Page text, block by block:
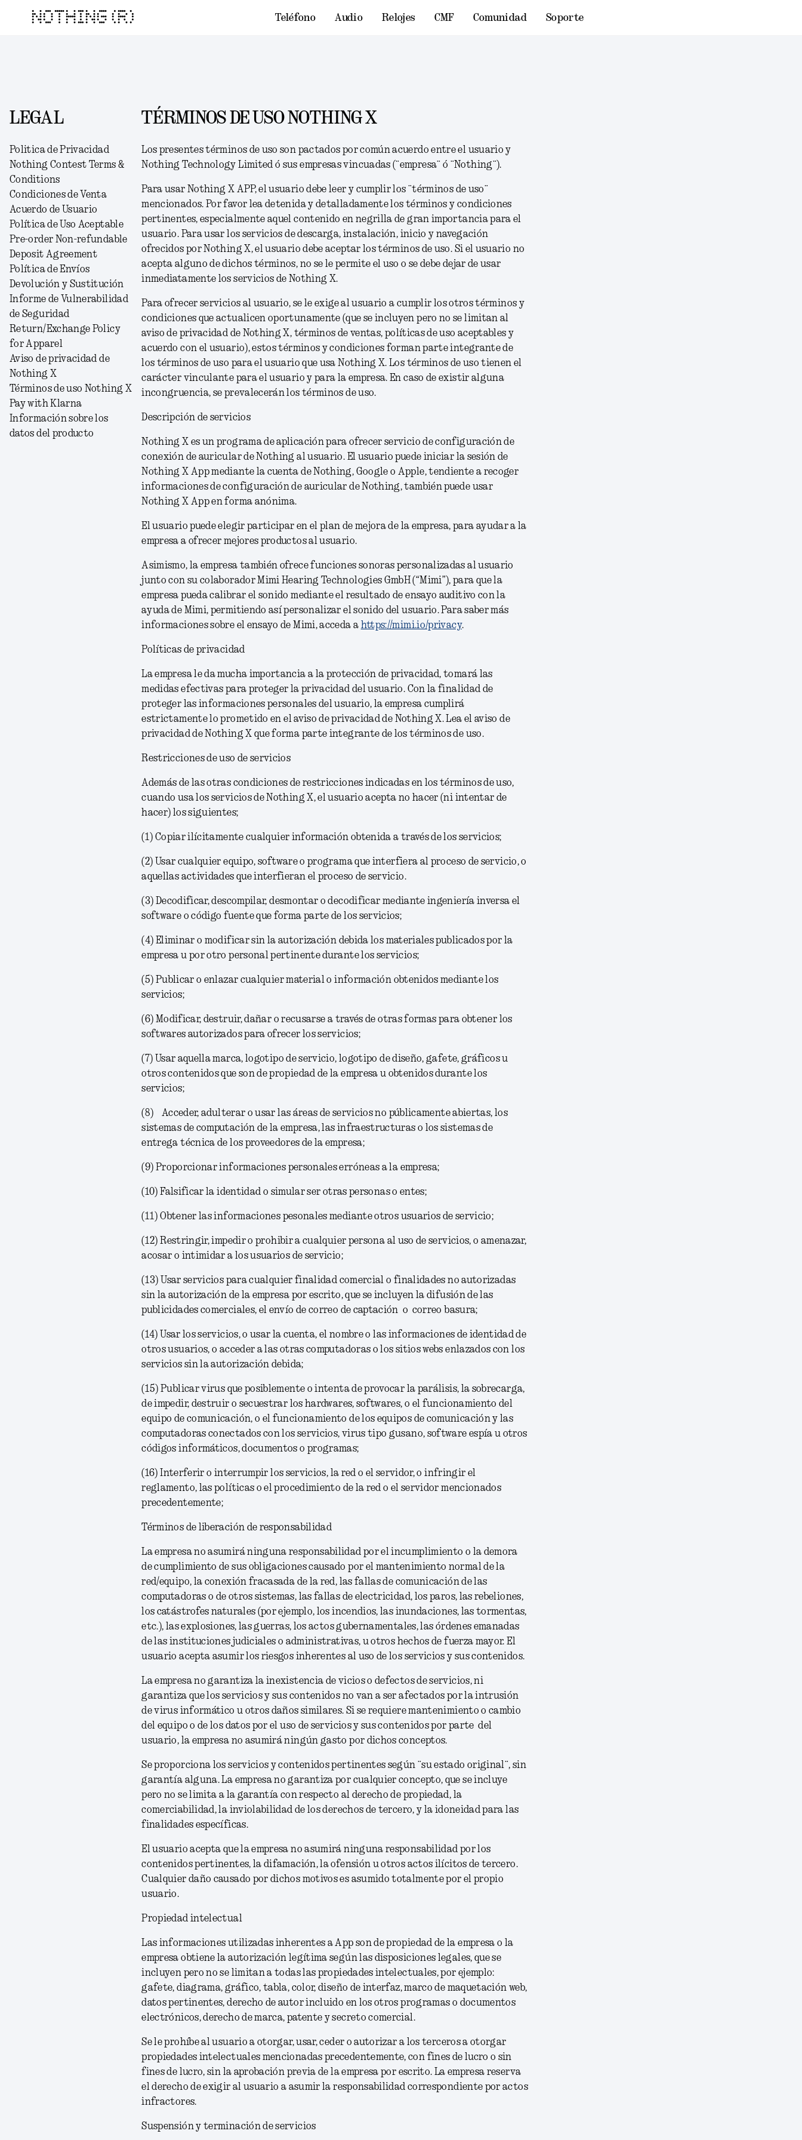
NOTHING (R) Teléfono Audio Relojes CMF Comunidad Soporte
LEGAL
Politica de Privacidad
Nothing Contest Terms &
Conditions
Condiciones de Venta
Acuerdo de Usuario
Política de Uso Aceptable
Pre-order Non-refundable
Deposit Agreement
Política de Envíos
Devolución y Sustitución
Informe de Vulnerabilidad
de Seguridad
Return/Exchange Policy
for Apparel
Aviso de privacidad de
Nothing X
Términos de uso Nothing X
Pay with Klarna
Información sobre los
datos del producto
TÉRMINOS DE USO NOTHING X
Los presentes términos de uso son pactados por común acuerdo entre el usuario y
Nothing Technology Limited ó sus empresas vincuadas (¨empresa¨ ó ¨Nothing¨).
Para usar Nothing X APP, el usuario debe leer y cumplir los ¨términos de uso¨
mencionados. Por favor lea detenida y detalladamente los términos y condiciones
pertinentes, especialmente aquel contenido en negrilla de gran importancia para el
usuario. Para usar los servicios de descarga, instalación, inicio y navegación
ofrecidos por Nothing X, el usuario debe aceptar los términos de uso. Si el usuario no
acepta alguno de dichos términos, no se le permite el uso o se debe dejar de usar
inmediatamente los servicios de Nothing X.
Para ofrecer servicios al usuario, se le exige al usuario a cumplir los otros términos y
condiciones que actualicen oportunamente (que se incluyen pero no se limitan al
aviso de privacidad de Nothing X, términos de ventas, políticas de uso aceptables y
acuerdo con el usuario), estos términos y condiciones forman parte integrante de
los términos de uso para el usuario que usa Nothing X. Los términos de uso tienen el
carácter vinculante para el usuario y para la empresa. En caso de existir alguna
incongruencia, se prevalecerán los términos de uso.
Descripción de servicios
Nothing X es un programa de aplicación para ofrecer servicio de configuración de
conexión de auricular de Nothing al usuario. El usuario puede iniciar la sesión de
Nothing X Appmediante la cuenta de Nothing, Google o Apple, tendiente a recoger
informaciones de configuración de auricular de Nothing, también puede usar
Nothing X App en forma anónima.
El usuario puede elegir participar en el plan de mejora de la empresa, para ayudar a la
empresa a ofrecer mejores productos al usuario.
Asimismo, la empresa también ofrece funciones sonoras personalizadas al usuario
junto con su colaborador Mimi Hearing Technologies GmbH (“Mimi”), para que la
empresa pueda calibrar el sonido mediante el resultado de ensayo auditivo con la
ayuda de Mimi, permitiendo así personalizar el sonido del usuario. Para saber más
informaciones sobre el ensayo de Mimi, acceda a https://mimi.io/privacy.
Políticas de privacidad
La empresa le da mucha importancia a la protección de privacidad, tomará las
medidas efectivas para proteger la privacidad del usuario. Con la finalidad de
proteger las informaciones personales del usuario, la empresa cumplirá
estrictamente lo prometido enel aviso de privacidad de Nothing X. Lea el aviso de
privacidad de Nothing X que forma parte integrante de los términos de uso.
Restricciones de uso de servicios
Además de las otras condiciones de restricciones indicadas en los términos de uso,
cuando usa los servicios de Nothing X, el usuario acepta no hacer (ni intentar de
hacer) los siguientes;
(1) Copiar ilícitamente cualquier información obtenida a través de los servicios;
(2) Usar cualquier equipo, software o programa que interfiera al proceso de servicio, o
aquellas actividades que interfieran el proceso de servicio.
(3)
Decodificar, descompilar, desmontar o decodificar mediante ingeniería inversa el
software o código fuente que forma parte de los servicios;
(4) Eliminar o modificar sin la autorización debida los materiales publicados por la
empresa u por otro personal pertinente durante los servicios;
(5) Publicar o enlazar cualquier material o información obtenidos mediante los
servicios;
(6) Modificar, destruir, dañar o recusarse a través de otras formas para obtener los
softwares autorizados para ofrecer los servicios;
(7) Usar aquella marca, logotipo de servicio, logotipo de diseño, gafete, gráficos u
otros contenidos que son de propiedad de la empresa u obtenidos durante los
servicios;
(8) Acceder, adulterar o usar las áreas de servicios no públicamente abiertas, los
sistemas de computación de la empresa, las infraestructuras o los sistemas de
entrega técnica de los proveedores de la empresa;
(9) Proporcionar informaciones personales erróneas a la empresa;
(10) Falsificar la identidad o simular ser otras personas o entes;
(11)Obtener las informaciones pesonales mediante otros usuarios de servicio;
(12) Restringir, impedir o prohibir a cualquier persona al uso de servicios, o amenazar,
acosar o intimidar a los usuarios de servicio;
(13) Usar servicios para cualquier finalidad comercial o finalidades no autorizadas
sin la autorización de la empresa por escrito, que se incluyen la difusión de las
publicidades comerciales, el envío de correo de captación o correo basura;
(14) Usar los servicios, o usar la cuenta, el nombre o las informaciones de identidad de
otros usuarios, o acceder a las otras computadoras o los sitios webs enlazados con los
servicios sin la autorización debida;
(15) Publicar virus que posiblemente o intenta de provocar la parálisis, la sobrecarga,
de impedir, destruir o secuestrar los hardwares, softwares, o el funcionamiento del
equipo de comunicación, o el funcionamiento de los equipos de comunicación y las
computadoras conectados con los servicios, virus tipo gusano, software espía u otros
códigos informáticos, documentos o programas;
(16)
Interferir o interrumpir los servicios, la red o el servidor, o infringir el
reglamento, las políticas o el procedimiento de la red o el servidor mencionados
precedentemente;
Términos de liberación de responsabilidad
La empresa no asumirá ninguna responsabilidad por el incumplimiento o la demora
de cumplimiento de sus obligaciones causado por el mantenimiento normal de la
red/equipo, la conexión fracasada de la red, las fallas de comunicación de las
computadoras o de otros sistemas, las fallas de electricidad, los paros, las rebeliones,
los catástrofes naturales (por ejemplo, los incendios, las inundaciones, las tormentas,
etc.), las explosiones, las guerras, los actos gubernamentales, las órdenes emanadas
de las instituciones judiciales o administrativas, u otros hechos de fuerza mayor. El
usuario acepta asumir los riesgos inherentes al uso de los servicios y sus contenidos.
La empresa no garantiza la inexistencia de vicios o defectos de servicios, ni
garantiza que los servicios y sus contenidos no van a ser afectados por la intrusión
de virus informático u otros daños similares. Si se requiere mantenimiento o cambio
del equipo o de los datos por el uso de servicios y sus contenidos por parte del
usuario, la empresa no asumirá ningún gasto por dichos conceptos.
Se proporciona los servicios y contenidos pertinentes según ¨su estado original¨, sin
garantía alguna. La empresa no garantiza por cualquier concepto, que se incluye
pero no se limita a la garantía con respecto al derecho de propiedad, la
comerciabilidad, la inviolabilidad de los derechos de tercero, y la idoneidad para las
finalidades específicas.
El usuario acepta que la empresa no asumirá ninguna responsabilidad por los
contenidos pertinentes, la difamación, la ofensión u otros actos ilícitos de tercero.
Cualquier daño causado por dichos motivos es asumido totalmente por el propio
usuario.
Propiedad intelectual
Las informaciones utilizadas inherentes a App son de propiedad de la empresa o la
empresa obtiene la autorización legítima según las disposiciones legales, que se
incluyen pero no se limitan a todas las propiedades intelectuales, por ejemplo:
gafete, diagrama, gráfico, tabla, color, diseño de interfaz, marco de maquetación web,
datos pertinentes, derecho de autor incluido en los otros programas o documentos
electrónicos, derecho de marca, patente y secreto comercial.
Se le prohíbe al usuario a otorgar, usar, ceder o autorizar a los terceros a otorgar
propiedades intelectuales mencionadas precedentemente, con fines de lucro o sin
fines de lucro, sin la aprobación previa de la empresa por escrito. La empresa reserva
el derecho de exigir al usuario a asumir la responsabilidad correspondiente por actos
infractores.
Suspensión y terminación de servicios